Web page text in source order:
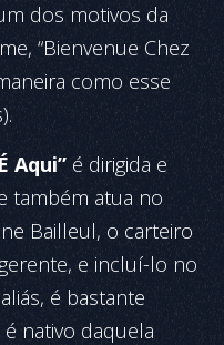
dos motivos da
“Bienvenue Chez
como esse
Aqui” é dirigida e
também atua no
Bailleul, o carteiro
e in­cluí-lo no
é bastante
nativo da­quela